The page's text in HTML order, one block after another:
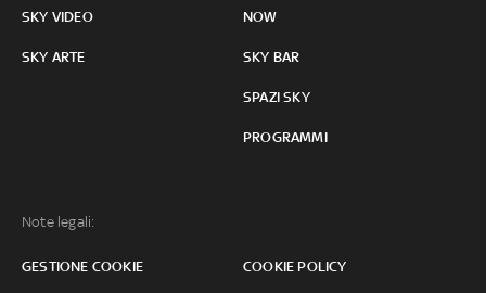
SKY VIDEO
SKY ARTE
NOW
SKY BAR
SPAZI SKY
PROGRAMMI
Note legali:
GESTIONE COOKIE COOKIE POLICY